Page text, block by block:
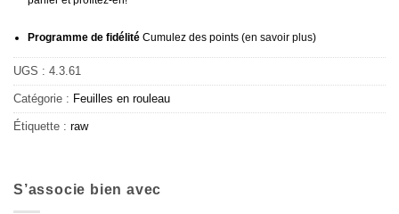
Programme de fidélitéCumulez des points (en savoir plus)
UGS : 4.3.61
Catégorie : Feuilles en rouleau
Étiquette : raw
S’associe bien avec